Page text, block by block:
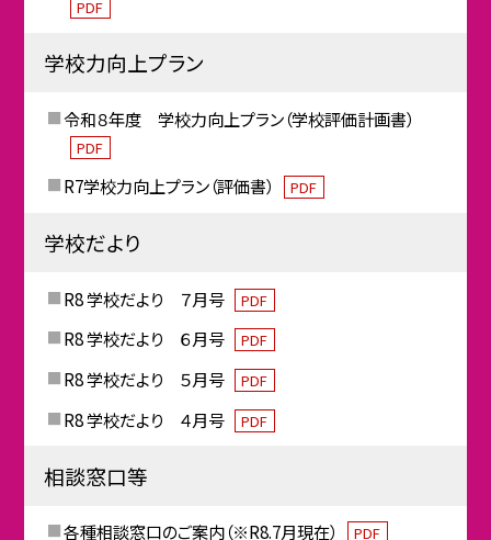
PDF
学校力向上プラン
令和８年度 学校力向上プラン（学校評価計画書）
PDF
R7学校力向上プラン（評価書） PDF
学校だより
R8 学校だより ７月号 PDF
R8 学校だより ６月号 PDF
R8 学校だより ５月号 PDF
R8 学校だより ４月号 PDF
相談窓口等
各種相談窓口のご案内（※R8.7月現在） PDF